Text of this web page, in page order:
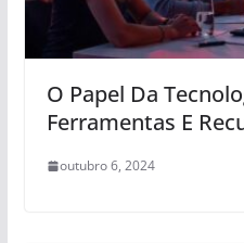
O Papel Da
Ferramentas E
outubro 6, 2024